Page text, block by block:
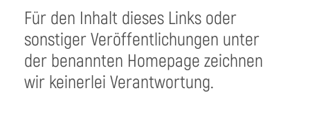
Für den Inhalt dieses Links oder
sonstiger Veröffentlichungen unter
der benannten Homepage zeichnen
wir keinerlei Verantwortung.